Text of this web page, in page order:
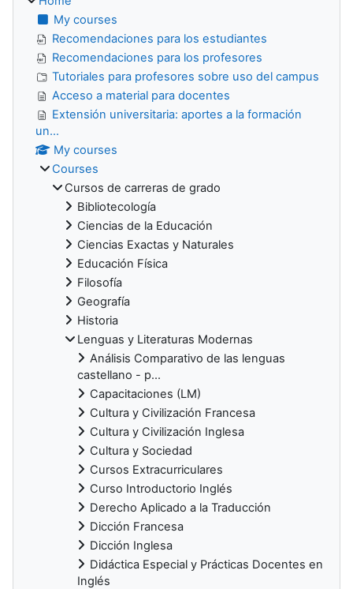
My courses
Recomendaciones para los estudiantes
Recomendaciones para los profesores
Tutoriales para profesores sobre uso del campus
Acceso a material para docentes
Extensión universitaria: aportes a la formación
un...
My courses
Courses
Cursos de carreras de grado
Bibliotecología
Ciencias de la Educación
Ciencias Exactas y Naturales
Educación Física
Filosofía
Geografía
Historia
Lenguas y Literaturas Modernas
Análisis Comparativo de las lenguas
castellano - p...
Capacitaciones (LM)
Cultura y Civilización Francesa
Cultura y Civilización Inglesa
Cultura y Sociedad
Cursos Extracurriculares
Curso Introductorio Inglés
Derecho Aplicado a la Traducción
Dicción Francesa
Dicción Inglesa
Didáctica Especial y Prácticas Docentes en
Inglés